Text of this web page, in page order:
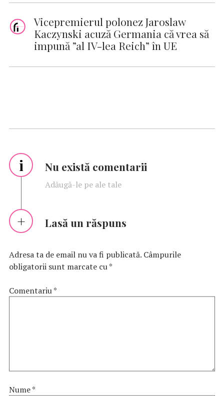
Vicepremierul polonez Jaroslaw
Kaczynski acuză Germania că vrea să
impună ”al IV-lea Reich” în UE
i Nu există comentarii
Adăugă-le pe ale tale
Lasă un răspuns
Adresa ta de email nu va fi publicată. Câmpurile
obligatorii sunt marcate cu*
Comentariu*
Nume*